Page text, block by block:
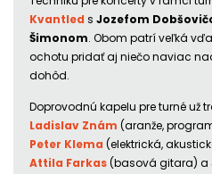
Kvantled s Jozefom
Šimonom. Obom patrí veľká
ochotu pridať aj niečo naviac
dohôd.
Doprovodnú kapelu pre turné už
Ladislav Znám (aranže,
Peter Klema (elektrická,
Attila Farkas(basová gitara) a